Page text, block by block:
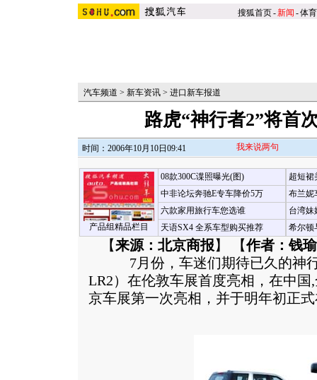
搜狐首页-新闻 -体育
汽车频道 > 新车资讯 > 进口新车报道
路虎“神行者2”将首
时间：2006年10月10日09:41 我来说两句
产品组精品栏目
08款300C谍照曝光(图)
中非论坛奔驰E专车降价5万
六款家用旅行车您选谁
天语SX4 全系车型购买推荐
超短裙
布兰妮
台湾妹
希尔顿
【来源：北京商报 】 【作者：钱瑜
7月份，车迷们期待已久的神
LR2）在伦敦车展首度亮相，在中国
京车展第一次亮相，并于明年初正